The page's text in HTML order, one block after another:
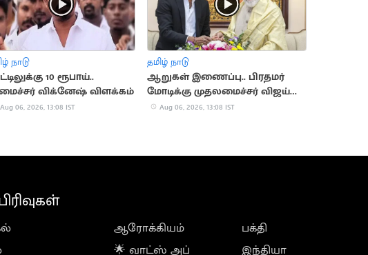
நாடு
10 ரூபாய்..
விக்னேஷ் விளக்கம்
Aug 06, 2026, 13:08 IST
தமிழ் நாடு
ஆறுகள் இணைப்பு.. பிரதமர்
மோடிக்கு முதலமைச்சர் விஜய்
கடிதம்
Aug 06, 2026, 13:08 IST
ஆரோக்கியம்
🌟 வாட்ஸ் அப்
பக்தி
இந்தியா